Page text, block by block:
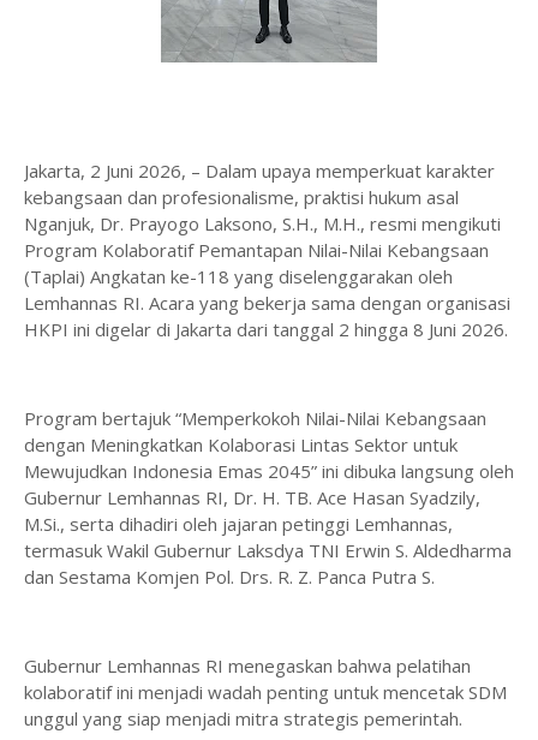
​Jakarta, 2 Juni 2026, – Dalam upaya memperkuat karakter
kebangsaan dan profesionalisme, praktisi hukum asal
Nganjuk, Dr. Prayogo Laksono, S.H., M.H., resmi mengikuti
Program Kolaboratif Pemantapan Nilai-Nilai Kebangsaan
(Taplai) Angkatan ke-118 yang diselenggarakan oleh
Lemhannas RI. Acara yang bekerja sama dengan organisasi
HKPI ini digelar di Jakarta dari tanggal 2 hingga 8 Juni 2026.
​Program bertajuk “Memperkokoh Nilai-Nilai Kebangsaan
dengan Meningkatkan Kolaborasi Lintas Sektor untuk
Mewujudkan Indonesia Emas 2045” ini dibuka langsung oleh
Gubernur Lemhannas RI, Dr. H. TB. Ace Hasan Syadzily,
M.Si., serta dihadiri oleh jajaran petinggi Lemhannas,
termasuk Wakil Gubernur Laksdya TNI Erwin S. Aldedharma
dan Sestama Komjen Pol. Drs. R. Z. Panca Putra S.
​Gubernur Lemhannas RI menegaskan bahwa pelatihan
kolaboratif ini menjadi wadah penting untuk mencetak SDM
unggul yang siap menjadi mitra strategis pemerintah.